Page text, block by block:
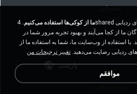
پشتیبانی
شخصی من را نفروشید
من را به اشتراک نگذارید
پارسی
ما از کوکی‌ها استفاده می‌کنیم. 4shared از کوکی‌ها و سایر فناوری‌های ردیابی
ما از کجا می‌آیند و بهبود تجربه مرور شما در
استفاده از وب‌سایت ما، شما به استفاده ما از
ردیابی رضایت می‌دهید. تغییر ترجیحات من
موافقم